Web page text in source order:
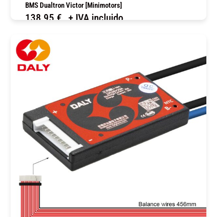
BMS Dualtron Victor [Minimotors]
138,95 € + IVA incluido